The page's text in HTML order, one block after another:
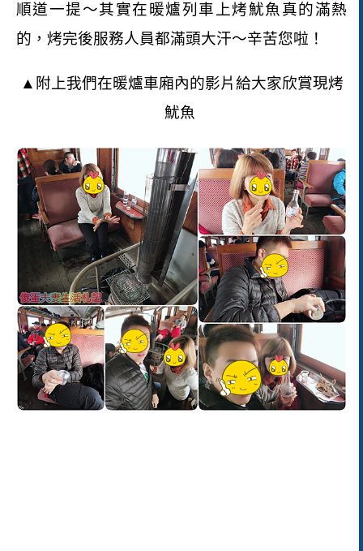
順道一提～其實在暖爐列車上烤魷魚真的滿熱
的，烤完後服務人員都滿頭大汗～辛苦您啦！
▲附上我們在暖爐車廂內的影片給大家欣賞現烤
魷魚